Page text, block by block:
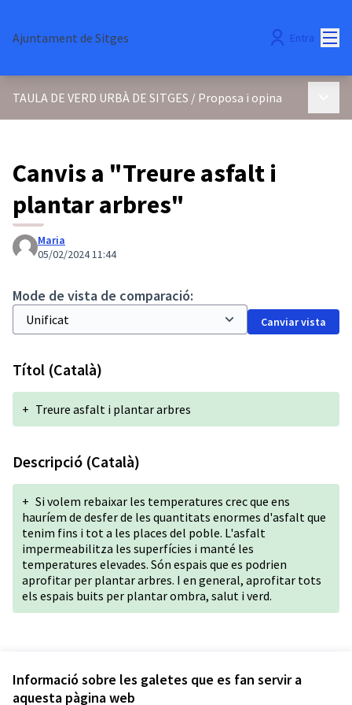
Informació sobre les galetes que es fan servir a
aquesta pàgina web
Ajuntament de Sitges Entra
TAULA DE VERD URBÀ DE SITGES / Proposa i opina
Canvis a "Treure asfalt i
plantar arbres"
Maria
05/02/2024 11:44
Mode de vista de comparació:
Canviar vista
Títol (Català)
+ Treure asfalt i plantar arbres
Descripció (Català)
+ Si volem rebaixar les temperatures crec que ens
hauríem de desfer de les quantitats enormes d'asfalt que
tenim fins i tot a les places del poble. L'asfalt
impermeabilitza les superfícies i manté les
temperatures elevades. Són espais que es podrien
aprofitar per plantar arbres. I en general, aprofitar tots
els espais buits per plantar ombra, salut i verd.